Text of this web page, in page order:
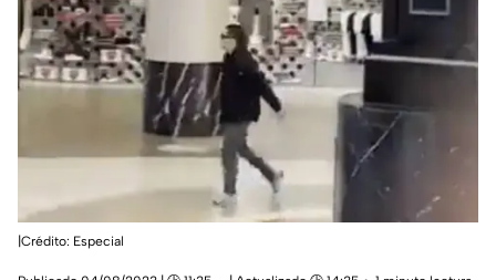
|Crédito: Especial